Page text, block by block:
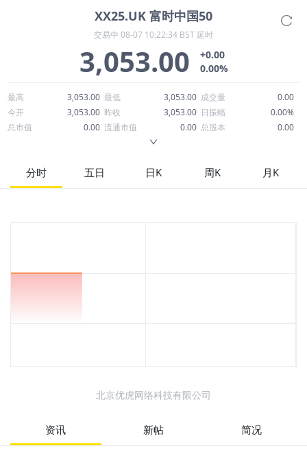
XX25.UK 富时中国50
交易中 08-07 10:22:34 BST 延时
3,053.00
+0.00
0.00%
最高 3,053.00 最低 3,053.00 成交量
0.00
今开
3,053.00 昨收 3,053.00 日振幅
0.00%
总市值
0.00 流通市值 0.00 总股本
0.00
52周最高
3,366.00 市盈率
股息
分时 五日 日K 周K 月K
北京优虎网络科技有限公司
资讯 新帖 简况